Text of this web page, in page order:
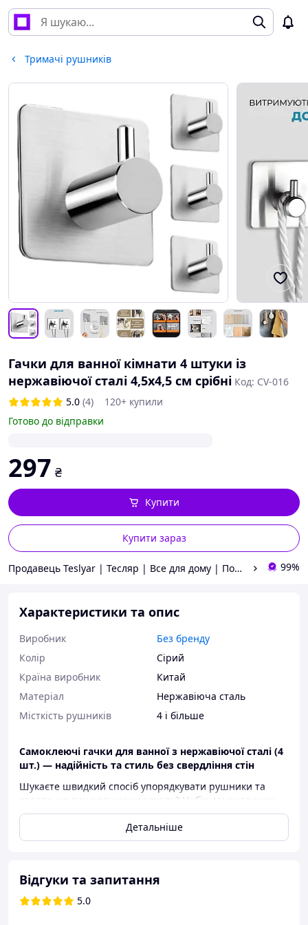
Тримачі рушників
Гачки для ванної кімнати 4 штуки із
нержавіючої сталі 4,5х4,5 см срібні Код: CV-016
5.0 (4)
120+ купили
Готово до відправки
297 ₴
Купити зараз
Купити
Продавець Teslyar | Тесляр | Все для дому | Подарунки | Гурт 99%
Характеристики та опис
Виробник
Без бренду
Колір
Сірий
Країна виробник
Китай
Матеріал
Нержавіюча сталь
Місткість рушників
4 і більше
Самоклеючі гачки для ванної з нержавіючої сталі (4
шт.) — надійність та стиль без свердління стін
Шукаєте швидкий спосіб упорядкувати рушники та
халати, не пошкоджуючи кахель? Набір самоклеючих
гачків із нержавіючої сталі — це ідеальне поєднання
функціональності та сучасного дизайну. Завдяки
надійній клейовій основі монтаж займає лічені секунди,
Чому варто обрати ці гачки:
Детальніше
Відгуки та запитання
5.0